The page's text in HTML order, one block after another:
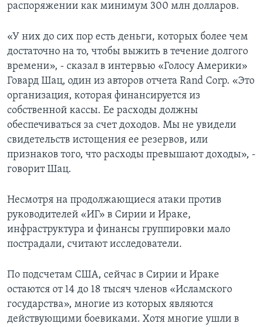
распоряжении как минимум 300 млн долларов.
«У них до сих пор есть деньги, которых более чем
достаточно на то, чтобы выжить в течение долгого
времени», - сказал в интервью «Голосу Америки»
Говард Шац, один из авторов отчета Rand Corp. «Это
организация, которая финансируется из
собственной кассы. Ее расходы должны
обеспечиваться за счет доходов. Мы не увидели
свидетельств истощения ее резервов, или
признаков того, что расходы превышают доходы», -
говорит Шац.
Несмотря на продолжающиеся атаки против
руководителей «ИГ» в Сирии и Ираке,
инфраструктура и финансы группировки мало
пострадали, считают исследователи.
По подсчетам США, сейчас в Сирии и Ираке
остаются от 14 до 18 тысяч членов «Исламского
государства», многие из которых являются
действующими боевиками. Хотя многие ушли в